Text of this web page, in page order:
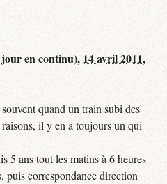
en continu), 14 avril 2011,
quand un train subi des
il y en a toujours un qui
5 ans tout les matins à 6 heures
puis correspondance direction